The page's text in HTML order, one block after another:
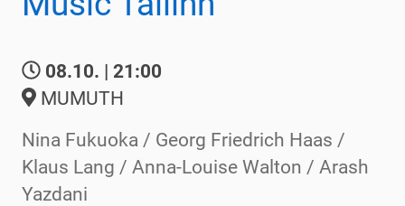
08.10. | 21:00
MUMUTH
Nina Fukuoka / Georg Friedrich Haas /
Klaus Lang / Anna-Louise Walton / Arash
Yazdani